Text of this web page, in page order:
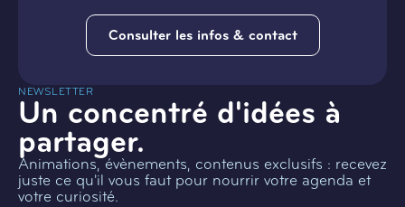
Consulter les infos & contact
NEWSLETTER
Un concentré d'idées à
partager.
Animations, évènements, contenus exclusifs : recevez
juste ce qu'il vous faut pour nourrir votre agenda et
votre curiosité.